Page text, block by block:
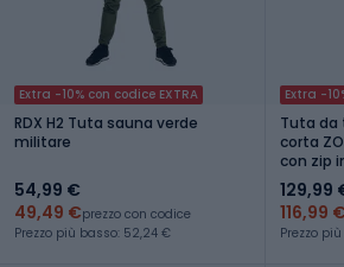
Extra -10% con codice EXTRA
RDX H2 Tuta sauna verde
militare
54,99 €
49,49 €prezzo con codice
Prezzo più basso: 52,24 €
Extra -
Tuta da
corta
con zip
129,99
116,99 €
Prezzo